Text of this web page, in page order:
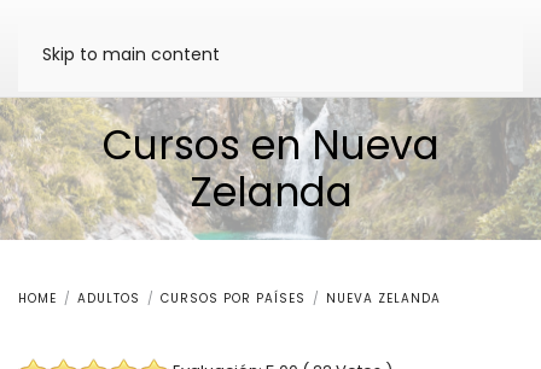
Skip to main content
Cursos en Nueva
Zelanda
HOME ADULTOS CURSOS POR PAÍSES NUEVA ZELANDA